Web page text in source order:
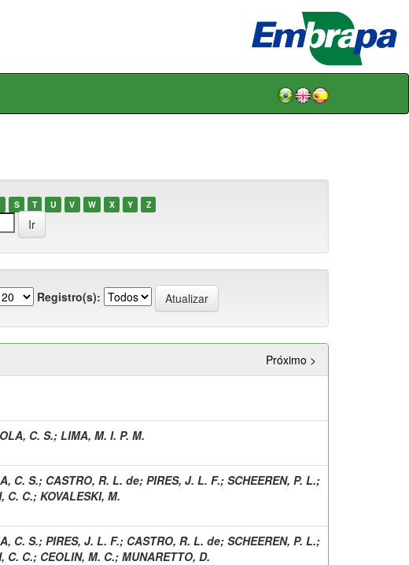
S T U V W X Y Z
Registro(s):
Próximo >
C. S.; LIMA, M. I. P. M.
C. S.; CASTRO, R. L. de; PIRES, J. L. F.; SCHEEREN, P. L.;
C. C.; KOVALESKI, M.
C. S.; PIRES, J. L. F.; CASTRO, R. L. de; SCHEEREN, P. L.;
C. C.; CEOLIN, M. C.; MUNARETTO, D.